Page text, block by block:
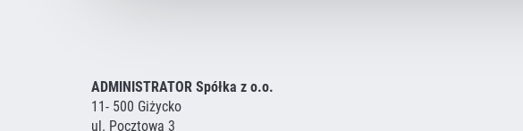
ADMINISTRATOR Spółka z o.o.
11- 500 Giżycko
ul. Pocztowa 3